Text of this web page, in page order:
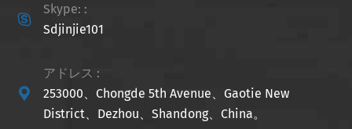

Skype: :
Sdjinjie101

アドレス :
253000、Chongde 5th Avenue、Gaotie New
District、Dezhou、Shandong、China。